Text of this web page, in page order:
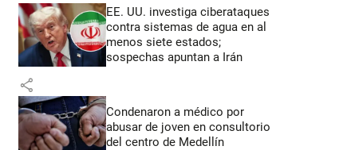
EE. UU. investiga ciberataques
contra sistemas de agua en al
menos siete estados;
sospechas apuntan a Irán
share
Condenaron a médico por
abusar de joven en consultorio
del centro de Medellín